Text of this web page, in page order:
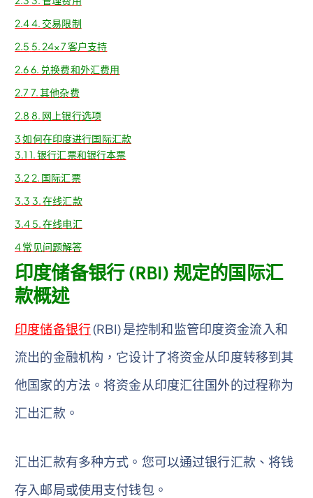
2.44. 交易限制
2.5 5. 24×7 客户支持
2.66. 兑换费和外汇费用
2.7 7. 其他杂费
2.8 8. 网上银行选项
3如何在印度进行国际汇款
3.1 1. 银行汇票和银行本票
3.2 2. 国际汇票
3.3 3. 在线汇款
3.4 5. 在线电汇
4常见问题解答
印度储备银行 (RBI) 规定的国际汇
款概述
印度储备银行(RBI) 是控制和监管印度资金流入和
流出的金融机构，它设计了将资金从印度转移到其
他国家的方法。将资金从印度汇往国外的过程称为
汇出汇款。
汇出汇款有多种方式。您可以通过银行汇款、将钱
存入邮局或使用支付钱包。